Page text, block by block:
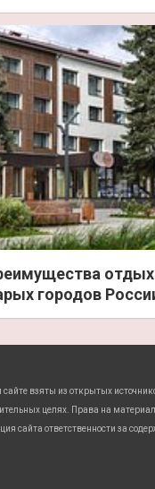
городов
взяты из открытых
целях. Права на
сайта ответственности за